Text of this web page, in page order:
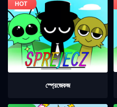
স্প্রেজেকজ